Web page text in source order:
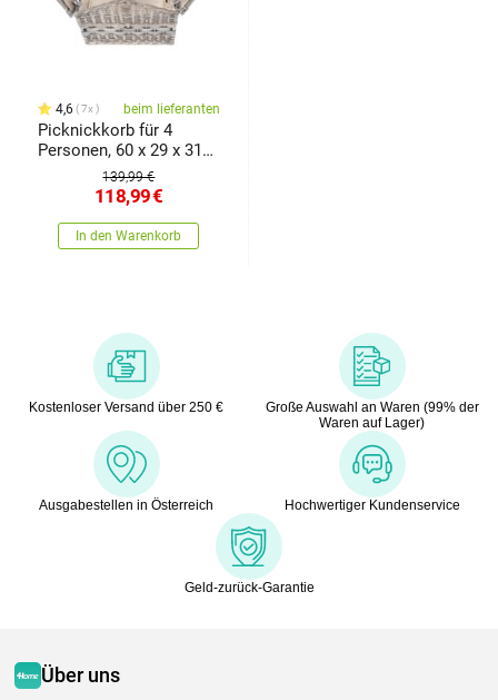
4,6 7x beim lieferanten
Picknickkorb für 4
Personen, 60 x 29 x 31
139,99 €
118,99€
In den Warenkorb
Kostenloser Versand über 250 €
Große Auswahl an Waren (99% der
Waren auf Lager)
Ausgabestellen in Österreich Hochwertiger Kundenservice
Geld-zurück-Garantie
Über uns